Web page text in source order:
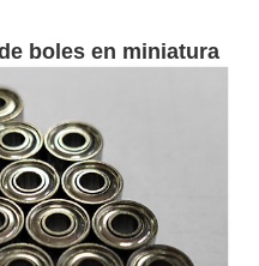
boles en miniatura